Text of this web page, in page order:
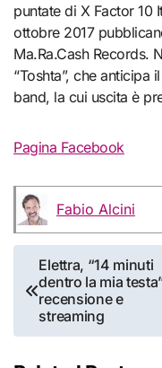
puntate di X Factor 10
ottobre 2017
Ma.Ra.Cash Records.
“Toshta”, che
band, la cui uscita è
Pagina Facebook
Fabio Alcini
Navigazione
articoli
Elettra, “14 minuti
dentro la mia
recensione e
streaming